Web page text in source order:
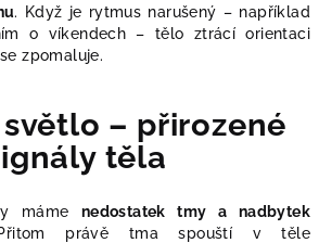
. Když je rytmus narušený – například
o víkendech – tělo ztrácí orientaci
zpomaluje.
světlo – přirozené
těla
máme nedostatek tmy a nadbytek
právě tma spouští v těle